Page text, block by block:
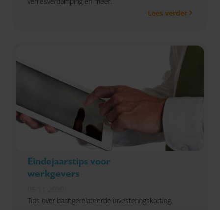
Lees verder
Eindejaarstips voor
werkgevers
Tips over baangerelateerde investeringskorting,